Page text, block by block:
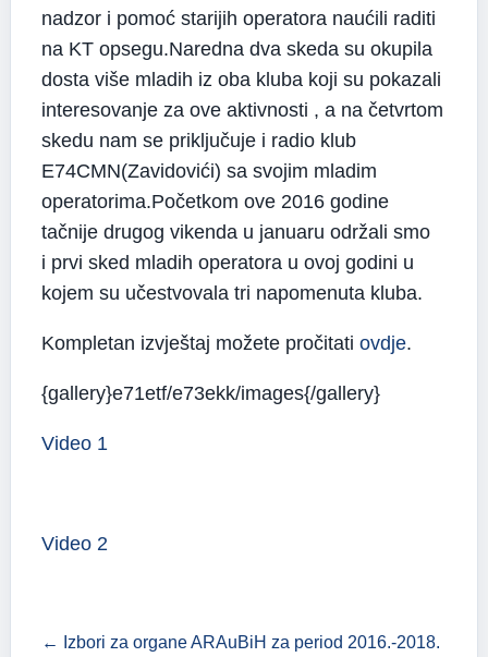
nadzor i pomoć starijih operatora naućili raditi
na KT opsegu.Naredna dva skeda su okupila
dosta više mladih iz oba kluba koji su pokazali
interesovanje za ove aktivnosti , a na četvrtom
skedu nam se priključuje i radio klub
E74CMN(Zavidovići) sa svojim mladim
operatorima.Početkom ove 2016 godine
tačnije drugog vikenda u januaru održali smo
i prvi sked mladih operatora u ovoj godini u
kojem su učestvovala tri napomenuta kluba.
Kompletan izvještaj možete pročitati ovdje.
{gallery}e71etf/e73ekk/images{/gallery}
Video 1
Video 2
← Izbori za organe ARAuBiH za period 2016.-2018.